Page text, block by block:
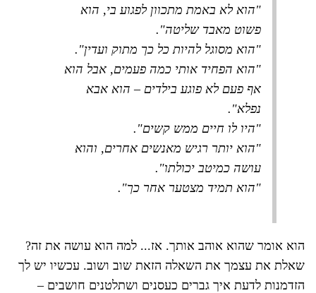
"הוא לא באמת מתכוון לפגוע בי, הוא
פשוט מאבד שליטה".
"הוא מסוגל להיות כל כך מתוק ועדין".
"הוא הפחיד אותי כמה פעמים, אבל הוא
אף פעם לא פוגע בילדים – הוא אבא
נפלא".
"היו לו חיים ממש קשים".
"הוא יותר רגיש מאנשים אחרים, והוא
עושה כמיטב יכולתו".
"הוא תמיד מצטער אחר כך".
הוא אומר שהוא אוהב אותך. אז... למה הוא עושה את זה?
שאלת את עצמך את השאלה הזאת שוב ושוב. עכשיו יש לך
הזדמנות לדעת איך גברים כעסנים ושתלטנים חושבים –